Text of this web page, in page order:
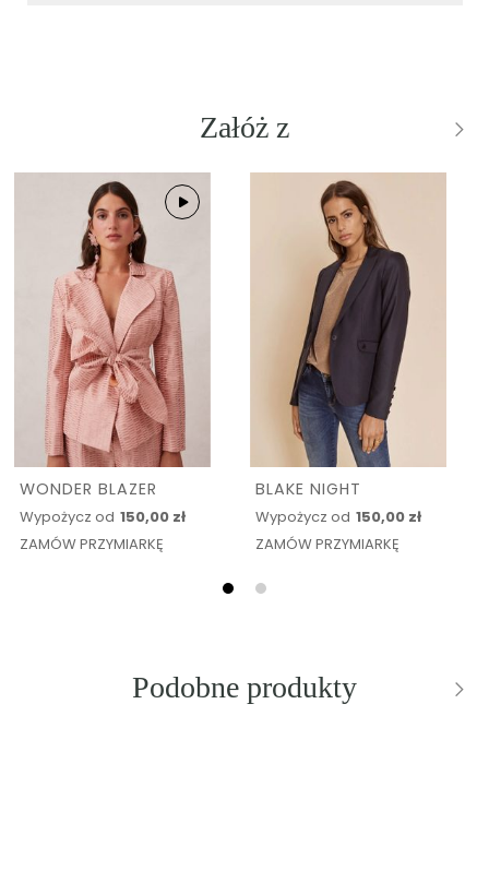
Załóż z
WONDER BLAZER
Wypożycz od 150,00 zł
ZAMÓW PRZYMIARKĘ
BLAKE NIGHT
Wypożycz od 150,00 zł
ZAMÓW PRZYMIARKĘ
Podobne produkty